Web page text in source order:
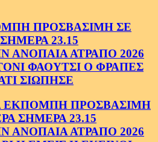
ΠΡΟΣΒΑΣΙΜΗ ΣΕ
23.15
ΑΝΟΠΑΙΑ ΑΤΡΑΠΟ 2026
ΦΑΟΥΤΣΙ Ο ΦΡΑΠΕΣ
ΣΙΩΠΗΣΕ
ΕΚΠΟΜΠΗ ΠΡΟΣΒΑΣΙΜΗ
ΣΗΜΕΡΑ 23.15
ΑΝΟΠΑΙΑ ΑΤΡΑΠΟ 2026